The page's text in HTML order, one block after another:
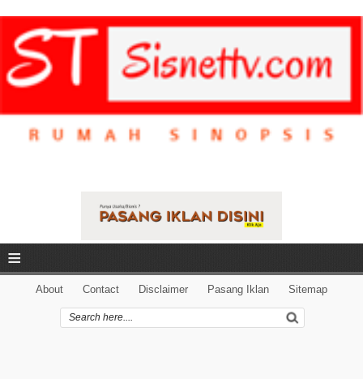
≡
About Contact Disclaimer Pasang Iklan Sitemap